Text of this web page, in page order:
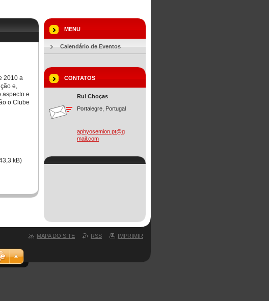
2010 a
e,
aspecto e
o Clube
kB)
MENU
Calendário de Eventos
CONTATOS
Rui Choças
Portalegre, Portugal
aphyosemion.pt@g
mail.com
MAPA DO SITE RSS IMPRIMIR